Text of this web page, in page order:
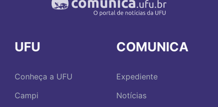
UFU
Conheça a UFU
Campi
COMUNICA
Expediente
Notícias